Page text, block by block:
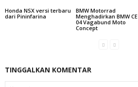
Honda NSX versi terbaru
dari Pininfarina
BMW Motorrad
Menghadirkan BMW CE
04 Vagabund Moto
Concept
TINGGALKAN KOMENTAR